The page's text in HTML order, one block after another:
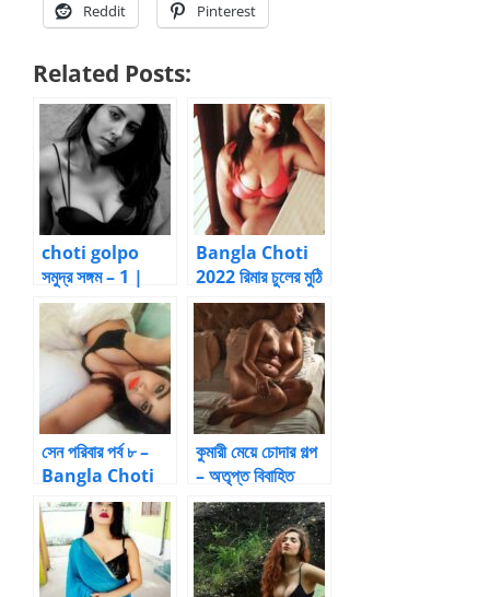
Reddit Pinterest
Related Posts:
choti golpo
সমুদ্র সঙ্গম – 1 |
Bangla choti
kahini
Bangla Choti
2022 রিমার চুলের মুঠি
ধরে ডগি ষ্টাইলে
ঠাপানোর কাহিনী ১
সেন পরিবার পর্ব ৮ –
Bangla Choti
Kahini
কুমারী মেয়ে চোদার গল্প
– অতৃপ্ত বিবাহিত
ডাক্তারের কুমারীত্ব
হরণ – আত্মকাহিনী